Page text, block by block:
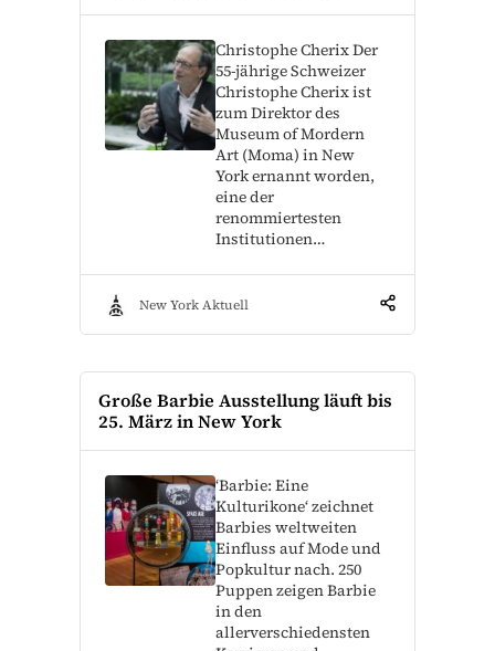
Christophe Cherix Der
55-jährige Schweizer
Christophe Cherix ist
zum Direktor des
Museum of Mordern
Art (Moma) in New
York ernannt worden,
eine der
renommiertesten
Institutionen…
New York Aktuell
Große Barbie Ausstellung läuft bis
25. März in New York
‘Barbie: Eine
Kulturikone‘ zeichnet
Barbies weltweiten
Einfluss auf Mode und
Popkultur nach. 250
Puppen zeigen Barbie
in den
allerverschiedensten